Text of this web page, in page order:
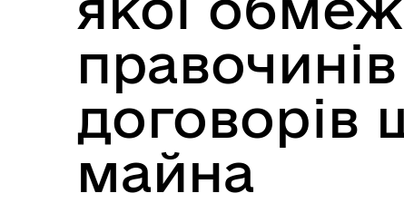
договорів
майна